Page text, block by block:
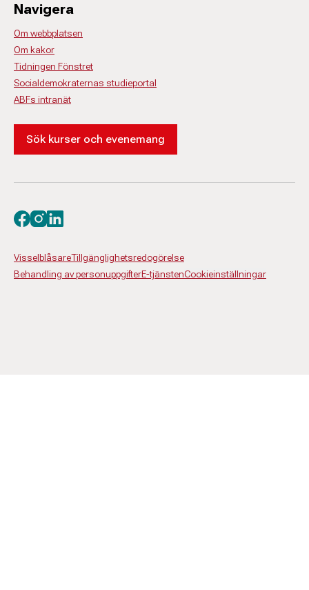
Navigera
Om webbplatsen
Om kakor
Tidningen Fönstret
Socialdemokraternas studieportal
ABFs intranät
Sök kurser och evenemang
VisselblåsareTillgänglighetsredogörelse
Behandling av personuppgifterE-tjänstenCookieinställningar
Besök oss på facebook
Besök oss på instagram
Besök oss på linkedin